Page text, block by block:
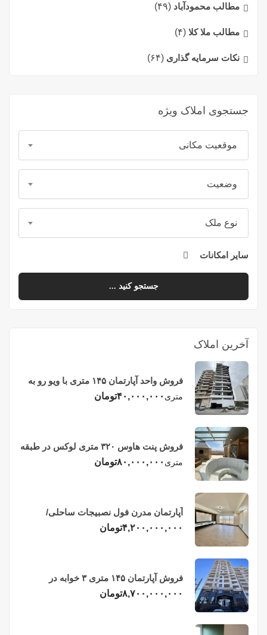
مطالب محمودآباد (۴۹)
مطالب ملا کلا (۴)
نکات سرمایه گذاری (۶۴)
جستجوی املاک ویژه
موقعیت مکانی
وضعیت
نوع ملک
سایر امکانات
جستجو کنید ...
آخرین املاک
فروش واحد آپارتمان ۱۴۵ متری با ویو رو به
دریا در فریدونکنار
متری ۴۰,۰۰۰,۰۰۰تومان
فروش پنت هاوس ۳۲۰ متری لوکس در طبقه
چهاردهم فریدونکنار
متری ۸۰,۰۰۰,۰۰۰تومان
آپارتمان مدرن فول نصبیجات ساحلی/
فریدونکنار
۴,۲۰۰,۰۰۰,۰۰۰تومان
فروش آپارتمان ۱۴۵ متری ۳ خوابه در
فریدونکنار
۸,۷۰۰,۰۰۰,۰۰۰تومان